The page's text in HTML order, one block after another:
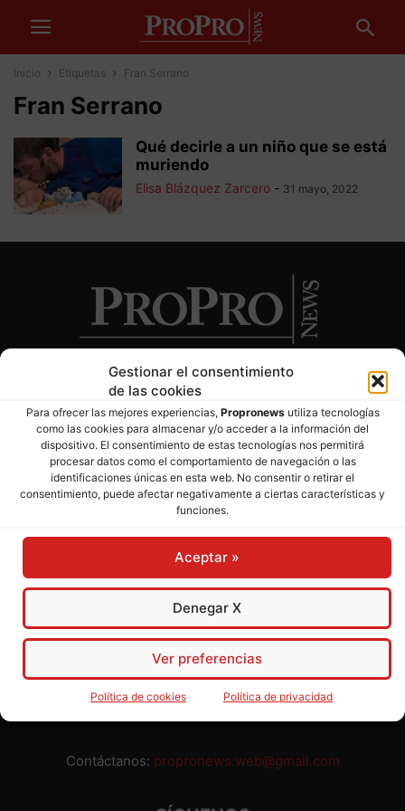
Gestionar el consentimiento
de las cookies
Para ofrecer las mejores experiencias, Propronewsutiliza tecnologías
como las cookies para almacenar y/o acceder a la información del
dispositivo. El consentimiento de estas tecnologías nos permitirá
procesar datos como el comportamiento de navegación o las
identificaciones únicas en esta web. No consentir o retirar el
consentimiento, puede afectar negativamente a ciertas características y
funciones.
Aceptar »
Denegar X
Ver preferencias
Política de cookies Política de privacidad
Inicio Etiquetas Fran Serrano
Fran Serrano
Qué decirle a un niño que se está
muriendo
Elisa Blázquez Zarcero - 31 mayo, 2022
SOBRE NOSOTROS
Director: José Mª Pagador- Subdirectora: Rosa Puch
José María Pagador Otero - Wikipedia
Para preservar nuestra independencia,
admite publicidad ni subvenciones o ayudas públicas o
privadas. Ninguno de nuestros directivos, redactores y
colaboradores percibe remuneración alguna. Realizamos
nuestro trabajo por amor al periodismo, a la verdad y a la
libertad y en solidaridad con la ciudadanía.
Usted puede colaborar con nosotros divulgando nuestro
periódico, compartiendo nuestros contenidos, sugiriendo temas
y comunicándonos cualquier injusticia o asunto de interés.
Contáctanos: propronews.web@gmail.com